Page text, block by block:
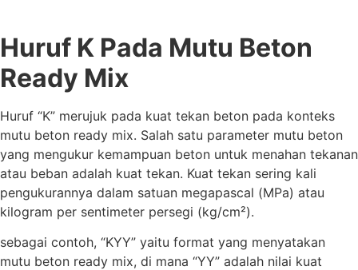
Huruf K Pada Mutu Beton
Ready Mix
Huruf “K” merujuk pada kuat tekan beton pada konteks
mutu beton ready mix. Salah satu parameter mutu beton
yang mengukur kemampuan beton untuk menahan tekanan
atau beban adalah kuat tekan. Kuat tekan sering kali
pengukurannya dalam satuan megapascal (MPa) atau
kilogram per sentimeter persegi (kg/cm²).
sebagai contoh, “KYY” yaitu format yang menyatakan
mutu beton ready mix, di mana “YY” adalah nilai kuat